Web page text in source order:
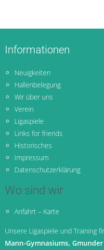
Informationen
Neuigkeiten
Hallenbelegung
Wir über uns
Verein
Ligaspiele
Links for friends
Historisches
Impressum
Datenschutzerklärung
Wo sind wir
Anfahrt – Karte
Unsere Ligaspiele und Training
Mann-Gymnasiums,